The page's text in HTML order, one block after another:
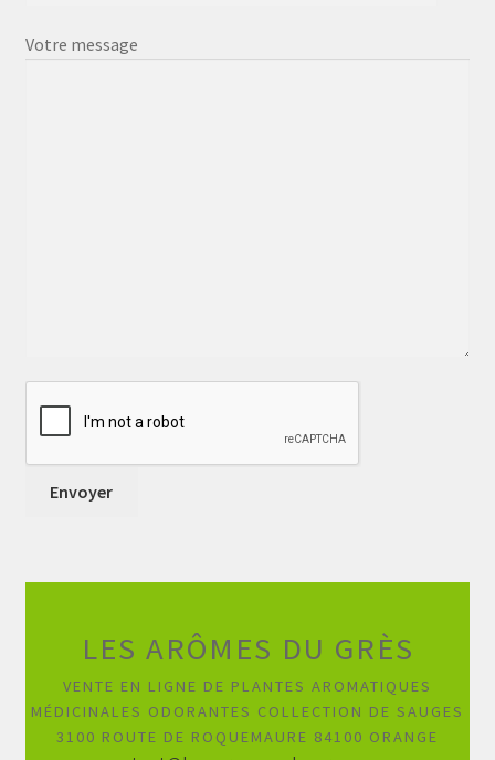
Votre message
LES ARÔMES DU GRÈS
VENTE EN LIGNE DE PLANTES AROMATIQUES
MÉDICINALES ODORANTES COLLECTION DE SAUGES
3100 ROUTE DE ROQUEMAURE 84100 ORANGE